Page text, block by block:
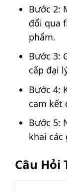
Bước 2:
đổi qua
phẩm.
Bước 3:
cấp đại
Bước 4:
cam kết
Bước 5:
khai
Câu Hỏi